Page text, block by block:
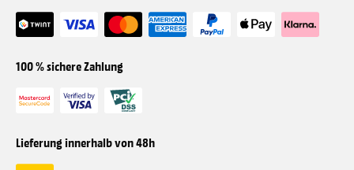
100 % sichere Zahlung
Lieferung innerhalb von 48h